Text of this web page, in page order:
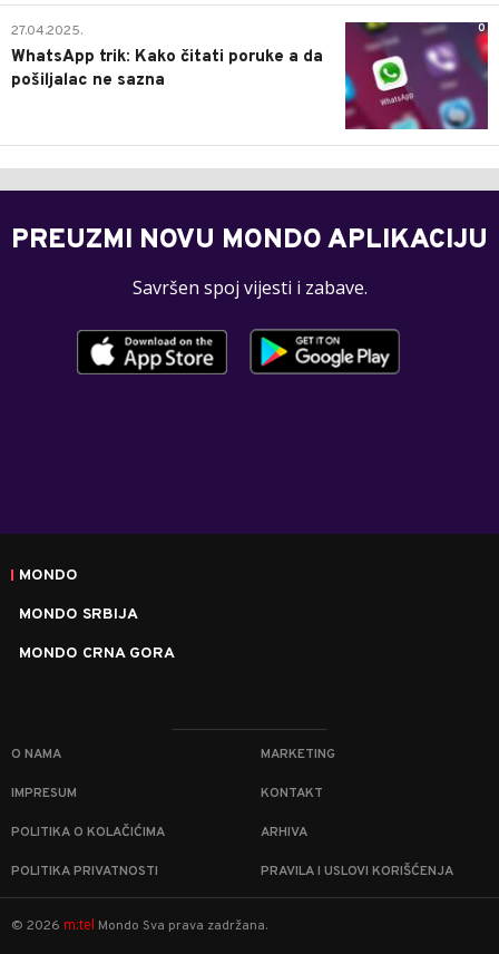
0
27.04.2025.
WhatsApp trik: Kako čitati poruke a da
pošiljalac ne sazna
PREUZMI NOVU MONDO APLIKACIJU
Savršen spoj vijesti i zabave.
MONDO
MONDO SRBIJA
MONDO CRNA GORA
O NAMA MARKETING
IMPRESUM KONTAKT
POLITIKA O KOLAČIĆIMA ARHIVA
POLITIKA PRIVATNOSTI PRAVILA I USLOVI KORIŠĆENJA
© 2026 m:tel Mondo Sva prava zadržana.